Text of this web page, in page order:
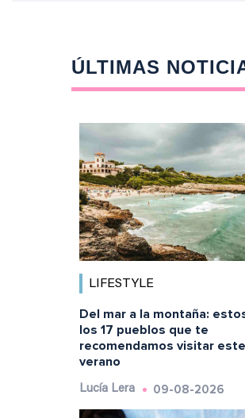
ÚLTIMAS
LIFESTYLE
Del mar a la montaña:
los 17 pueblos que te
recomendamos visitar este
verano
Lucía Lera 09-08-2026